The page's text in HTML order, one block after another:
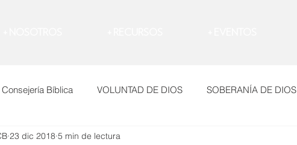
Consejería Bíblica VOLUNTAD DE DIOS SOBERANÍA DE DIOS
Perdón Dolor
23 dic 2018 5 min de lectura